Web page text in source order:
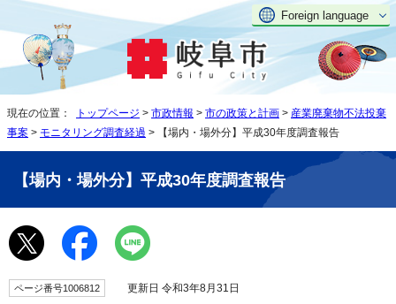
Foreign language
現在の位置： トップページ > 市政情報 > 市の政策と計画 > 産業廃棄物不法投棄
事案 > モニタリング調査経過 > 【場内・場外分】平成30年度調査報告
【場内・場外分】平成30年度調査報告
ページ番号1006812 更新日 令和3年8月31日